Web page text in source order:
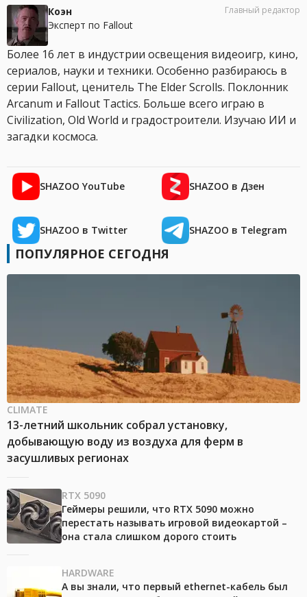
Коэн
Эксперт по Fallout
Главный редактор
Более 16 лет в индустрии освещения видеоигр, кино,
сериалов, науки и техники. Особенно разбираюсь в
серии Fallout, ценитель The Elder Scrolls. Поклонник
Arcanum и Fallout Tactics. Больше всего играю в
Civilization, Old World и градостроители. Изучаю ИИ и
загадки космоса.
SHAZOO YouTube SHAZOO в Дзен
SHAZOO в Twitter SHAZOO в Telegram
ПОПУЛЯРНОЕ СЕГОДНЯ
CLIMATE
13-летний школьник собрал установку,
добывающую воду из воздуха для ферм в
засушливых регионах
RTX 5090
Геймеры решили, что RTX 5090 можно
перестать называть игровой видеокартой –
она стала слишком дорого стоить
HARDWARE
А вы знали, что первый ethernet-кабель был